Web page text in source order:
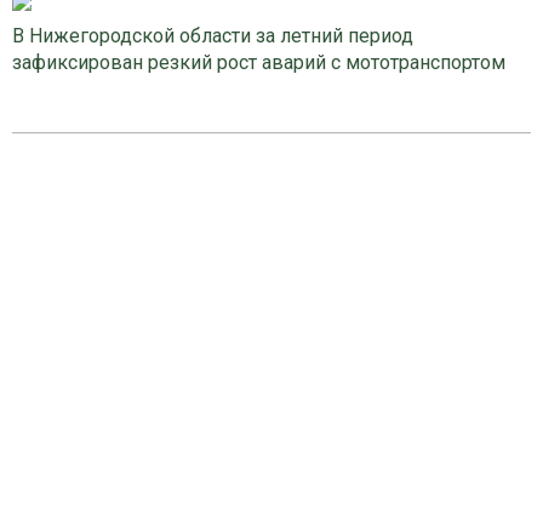
В Нижегородской области за летний период
зафиксирован резкий рост аварий с мототранспортом